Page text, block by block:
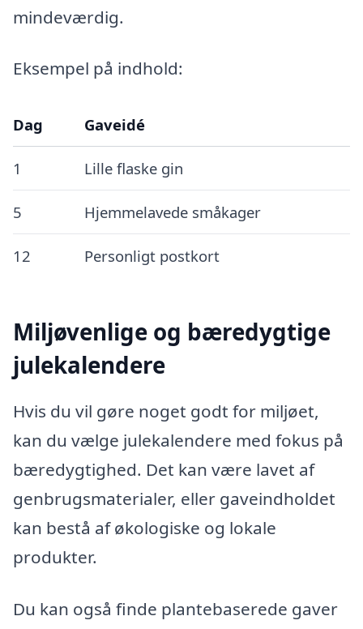
mindeværdig.
Eksempel på indhold:
Dag Gaveidé
1 Lille flaske gin
5 Hjemmelavede småkager
12 Personligt postkort
Miljøvenlige og bæredygtige
julekalendere
Hvis du vil gøre noget godt for miljøet,
kan du vælge julekalendere med fokus på
bæredygtighed. Det kan være lavet af
genbrugsmaterialer, eller gaveindholdet
kan bestå af økologiske og lokale
produkter.
Du kan også finde plantebaserede gaver